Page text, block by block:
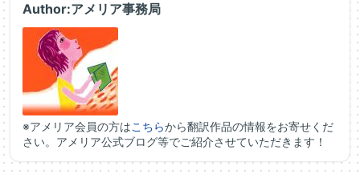
Author:アメリア事務局
※アメリア会員の方はこちらから翻訳作品の情報をお寄せくだ
さい。アメリア公式ブログ等でご紹介させていただきます！